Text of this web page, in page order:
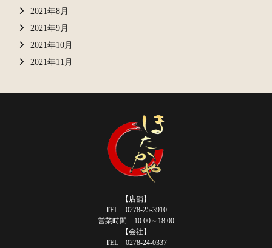
2021年8月
2021年9月
2021年10月
2021年11月
【店舗】
TEL 0278-25-3910
営業時間 10:00～18:00
【会社】
TEL 0278-24-0337